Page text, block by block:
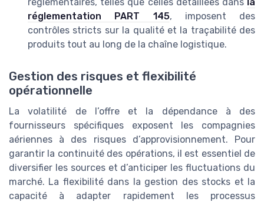
réglementaires, telles que celles détaillées dans la
réglementation PART 145, imposent des
contrôles stricts sur la qualité et la traçabilité des
produits tout au long de la chaîne logistique.
Gestion des risques et flexibilité
opérationnelle
La volatilité de l’offre et la dépendance à des
fournisseurs spécifiques exposent les compagnies
aériennes à des risques d’approvisionnement. Pour
garantir la continuité des opérations, il est essentiel de
diversifier les sources et d’anticiper les fluctuations du
marché. La flexibilité dans la gestion des stocks et la
capacité à adapter rapidement les processus